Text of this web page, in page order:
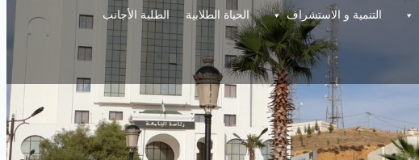
التنمية و الاستشراف الحياة الطلابية الطلبة الأجانب